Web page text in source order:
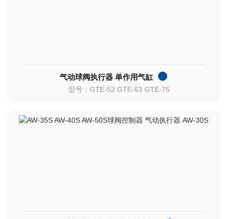
气动球阀执行器 单作用气缸
型号：GTE-52 GTE-63 GTE-75